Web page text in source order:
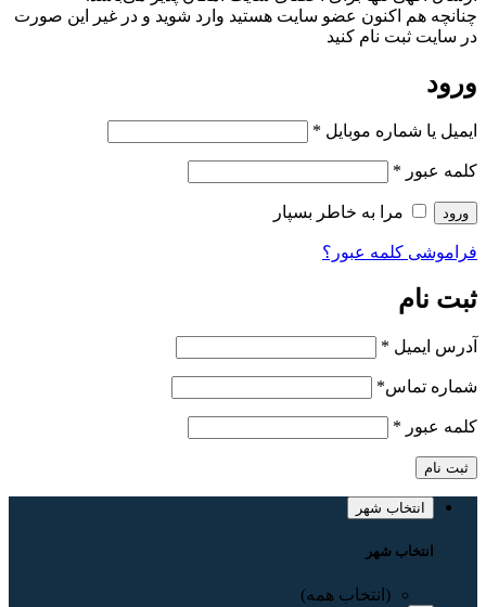
چنانچه هم‌ اکنون عضو سایت هستید وارد شوید و در غیر این صورت
در سایت ثبت نام کنید
ورود
ایمیل یا شماره موبایل *
کلمه عبور *
ورود مرا به خاطر بسپار
فراموشی کلمه عبور؟
ثبت نام
آدرس ایمیل *
شماره تماس*
کلمه عبور *
ثبت نام
انتخاب شهر
انتخاب شهر
(انتخاب همه)